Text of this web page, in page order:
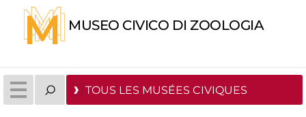
MUSEO CIVICO DI ZOOLOGIA
TOUS LES MUSÉES CIVIQUES